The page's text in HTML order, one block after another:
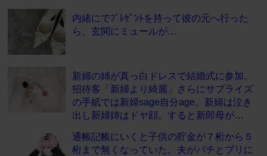
内緒にでﾌﾟﾚｾﾞﾝﾄを持って彼の元へ行った
ら、玄関にミュールが…
新婦の姉が真っ白ドレスで結婚式に参加。
招待客「新婦より綺麗」さらにサプライズ
の手紙では新婦sage自分age。新婦は泣き
出し新婦姉はドヤ顔。すると新郎母が…
通帳記帳にいくと子供の貯金が７桁から５
桁まで無くなっていた。夫がパチとプリに